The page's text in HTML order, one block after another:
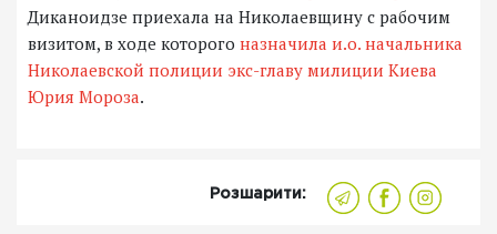
Диканоидзе приехала на Николаевщину с рабочим
визитом, в ходе которого назначила и.о. начальника
Николаевской полиции экс-главу милиции Киева
Юрия Мороза.
Розшарити: